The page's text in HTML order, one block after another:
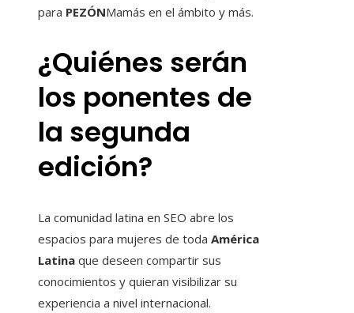
para PEZÓNMamás en el ámbito y más.
¿Quiénes serán
los ponentes de
la segunda
edición?
La comunidad latina en SEO abre los
espacios para mujeres de toda América
Latina que deseen compartir sus
conocimientos y quieran visibilizar su
experiencia a nivel internacional.